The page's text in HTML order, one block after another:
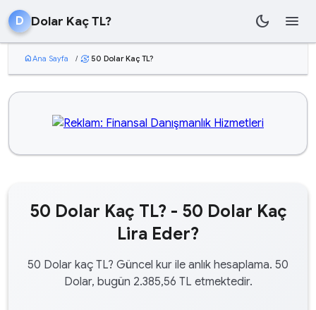
D Dolar Kaç TL? dark_mode menu
homeAna Sayfa / currency_exchange 50 Dolar Kaç TL?
50 Dolar Kaç TL? - 50 Dolar Kaç
Lira Eder?
50 Dolar kaç TL? Güncel kur ile anlık hesaplama. 50
Dolar, bugün 2.385,56 TL etmektedir.